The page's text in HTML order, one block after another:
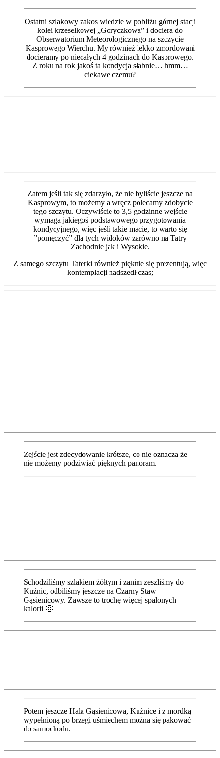
Ostatni szlakowy zakos wiedzie w pobliżu górnej stacji
kolei krzesełkowej „Goryczkowa” i dociera do
Obserwatorium Meteorologicznego na szczycie
Kasprowego Wierchu. My również lekko zmordowani
docieramy po niecałych 4 godzinach do Kasprowego.
Z roku na rok jakoś ta kondycja słabnie… hmm…
ciekawe czemu?
Zatem jeśli tak się zdarzyło, że nie byliście jeszcze na
Kasprowym, to możemy a wręcz polecamy zdobycie
tego szczytu. Oczywiście to 3,5 godzinne wejście
wymaga jakiegoś podstawowego przygotowania
kondycyjnego, więc jeśli takie macie, to warto się
”pomęczyć” dla tych widoków zarówno na Tatry
Zachodnie jak i Wysokie.
Z samego szczytu Taterki również pięknie się prezentują, więc
kontemplacji nadszedł czas;
Zejście jest zdecydowanie krótsze, co nie oznacza że
nie możemy podziwiać pięknych panoram.
Schodziliśmy szlakiem żółtym i zanim zeszliśmy do
Kuźnic, odbiliśmy jeszcze na Czarny Staw
Gąsienicowy. Zawsze to trochę więcej spalonych
kalorii 🙂
Potem jeszcze Hala Gąsienicowa, Kuźnice i z mordką
wypełnioną po brzegi uśmiechem można się pakować
do samochodu.